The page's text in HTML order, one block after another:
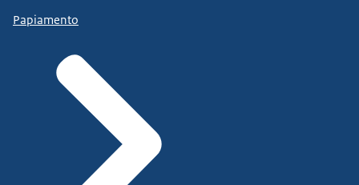
Papiamento